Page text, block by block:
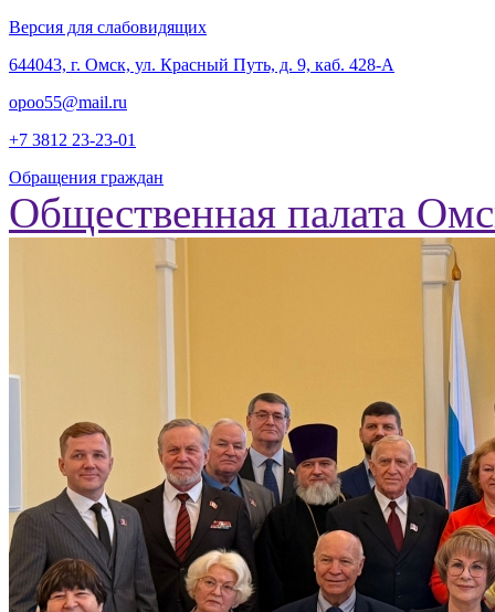
Версия для слабовидящих
‎644043, г. Омск, ул. Красный Путь, д. 9, каб. 428-А
opoo55@mail.ru
+7 3812 23-23-01
Обращения граждан
Общественная палата